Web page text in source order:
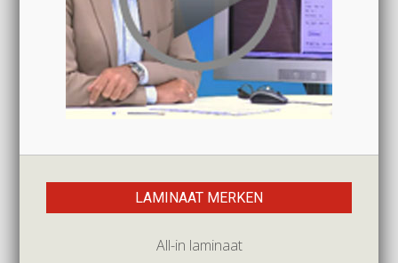
LAMINAAT MERKEN
All-in laminaat